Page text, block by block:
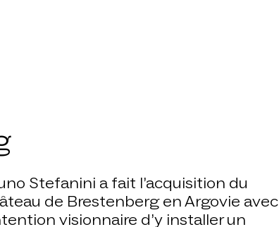
Stefanini a fait l’acquisition du
de Brestenberg en Argovie avec
visionnaire d’y installer un